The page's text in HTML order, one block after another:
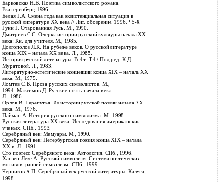
Барковская Н.В. Поэтика символистского романа.
Екатеринбург, 1996.
Белая Г.А. Смена года как экзистенциальная ситуация в
русской литературе XX века // Лит. обозрение. 1996. ¹ 5-6.
Гунн Г. Очарованная Русь. М., 1990.
Дмитриев С.С. Очерки истории русской культуры начала ХХ
века: Кн. для учителя. М., 1985.
Долгополов Л.К. На рубеже веков. О русской литературе
конца ХIХ – начала ХХ века. Л., 1985.
История русской литературы: В 4 т. Т.4 / Под ред. К.Д.
Муратовой. Л., 1983.
Литературно-эстетические концепции конца ХIХ – начала ХХ
века. М., 1975.
Ломтев С.В. Проза русских символистов. М.,
1994. Максимов Д. Русские поэты начала века.
Л., 1986.
Орлов В. Перепутья. Из истории русской поэзии начала ХХ
века. М., 1976.
Пайман А. История русского символизма. М., 1998.
Русская литература XX века: Исследования американских
ученых. СПБ., 1993.
Серебряный век: Мемуары. М., 1990.
Серебряный век: Петербургская поэзия конца ХIХ – начала
ХХ в. Л., 1991.
Сто поэтесс Серебряного века: Антология. СПб., 1996.
Ханзен-Леве А. Русский символизм: Система поэтических
мотивов: ранний символизм. СПб., 1999.
Черников А.П. Серебряный век русской литературы. Калуга,
1998.